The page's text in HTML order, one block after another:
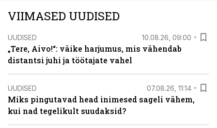
VIIMASED UUDISED
UUDISED 10.08.26, 09:00
„Tere, Aivo!“: väike harjumus, mis vähendab
distantsi juhi ja töötajate vahel
UUDISED 07.08.26, 11:14
Miks pingutavad head inimesed sageli vähem,
kui nad tegelikult suudaksid?